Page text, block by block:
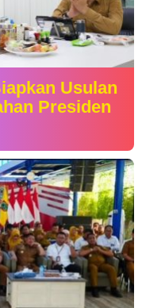
Usulan
Presiden